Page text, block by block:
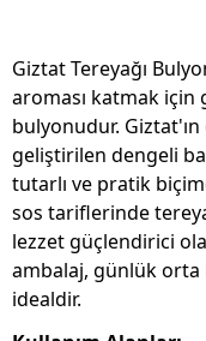
Giztat Tereyağı
aroması katmak
bulyonudur.
geliştirilen dengeli
tutarlı ve pratik
sos tariflerinde
lezzet güçlendirici
ambalaj, günlük orta
idealdir.